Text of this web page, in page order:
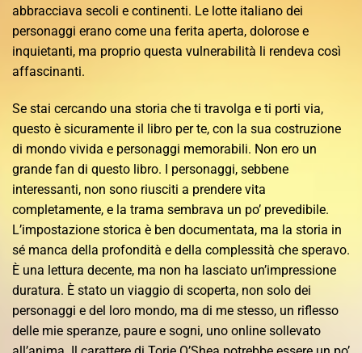
abbracciava secoli e continenti. Le lotte italiano dei
personaggi erano come una ferita aperta, dolorose e
inquietanti, ma proprio questa vulnerabilità li rendeva così
affascinanti.
Se stai cercando una storia che ti travolga e ti porti via,
questo è sicuramente il libro per te, con la sua costruzione
di mondo vivida e personaggi memorabili. Non ero un
grande fan di questo libro. I personaggi, sebbene
interessanti, non sono riusciti a prendere vita
completamente, e la trama sembrava un po’ prevedibile.
L’impostazione storica è ben documentata, ma la storia in
sé manca della profondità e della complessità che speravo.
È una lettura decente, ma non ha lasciato un’impressione
duratura. È stato un viaggio di scoperta, non solo dei
personaggi e del loro mondo, ma di me stesso, un riflesso
delle mie speranze, paure e sogni, uno online sollevato